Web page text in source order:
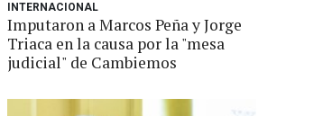
INTERNACIONAL
Imputaron a Marcos Peña y Jorge
Triaca en la causa por la "mesa
judicial" de Cambiemos